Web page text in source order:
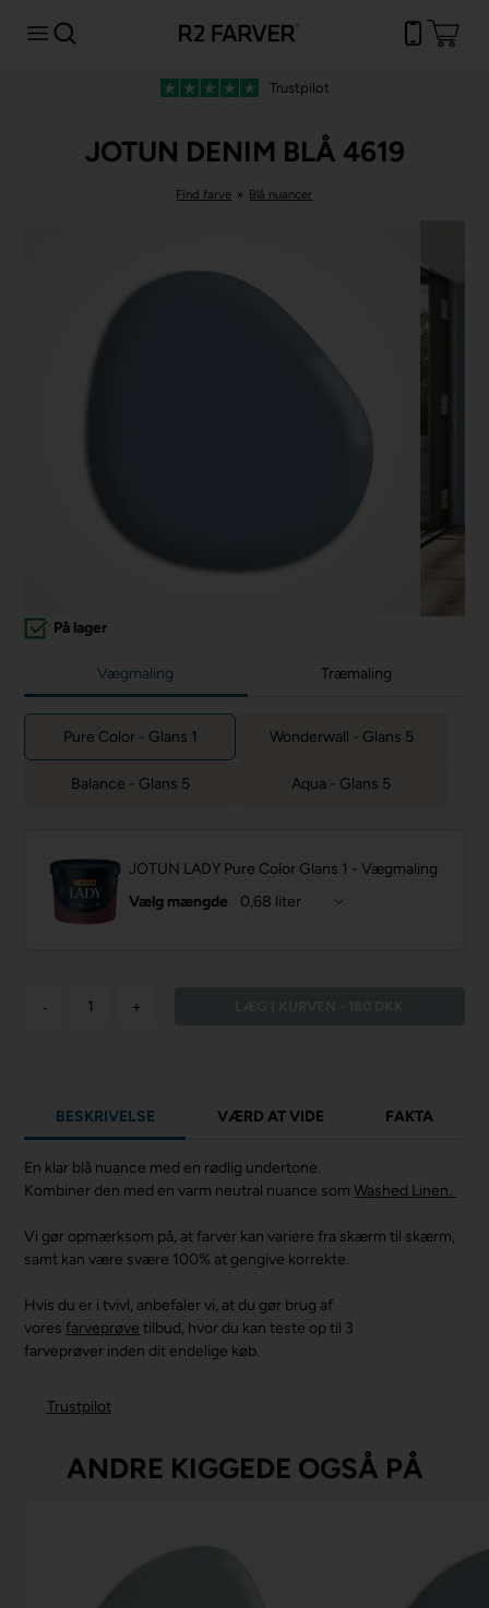
Trustpilot
JOTUN DENIM BLÅ 4619
Find farve » Blå nuancer
På lager
Vægmaling Træmaling
Pure Color - Glans 1 Wonderwall - Glans 5
Balance - Glans 5 Aqua - Glans 5
JOTUN LADY Pure Color Glans 1 - Vægmaling
Vælg mængde
- +
BESKRIVELSE VÆRD AT VIDE FAKTA
En klar blå nuance med en rødlig undertone.
Kombiner den med en varm neutral nuance somWashed Linen.
Vi gør opmærksom på, at farver kan variere fra skærm til skærm,
samt kan være svære 100% at gengive korrekte.
Hvis du er i tvivl, anbefaler vi, at du gør brug af
voresfarveprøve tilbud, hvor du kan teste op til 3
farveprøver inden dit endelige køb.
Trustpilot
ANDRE KIGGEDE OGSÅ PÅ